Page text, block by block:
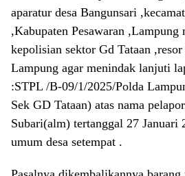
aparatur desa Bangunsari
,Kabupaten Pesawaran ,Lampung
kepolisian sektor Gd Tataan ,resor
Lampung agar menindak lanjuti
:STPL /B-09/1/2025/Polda
Sek GD Tataan) atas nama
Subari(alm) tertanggal 27 Januari
umum desa setempat .